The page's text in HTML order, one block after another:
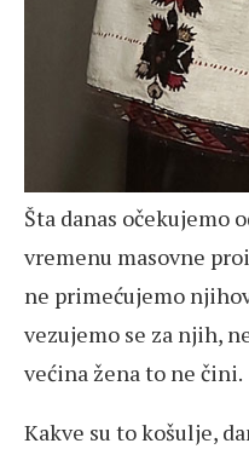
Šta danas očekujemo
vremenu masovne
ne primećujemo
vezujemo se za njih,
većina žena to ne čini.
Kakve su to košulje,